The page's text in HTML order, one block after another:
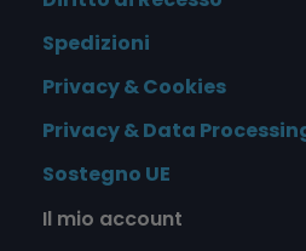
Spedizioni
Privacy & Cookies
Privacy & Data
Sostegno UE
Il mio account